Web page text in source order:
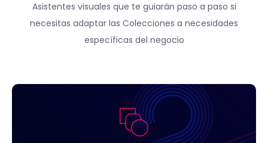
Asistentes visuales que te guiarán paso a paso si
necesitas adaptar las Colecciones a necesidades
específicas del negocio